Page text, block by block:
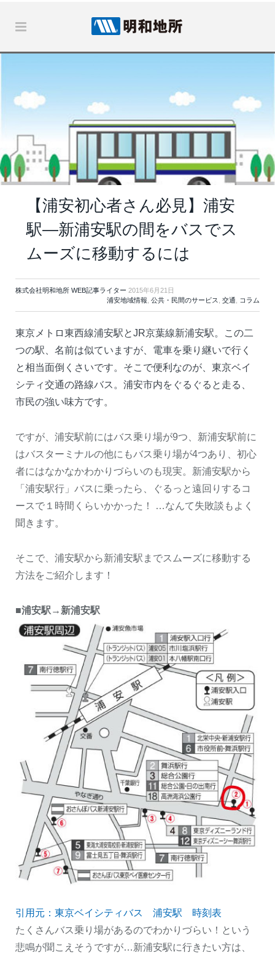
【浦安初心者さん必見】浦安
駅―新浦安駅の間をバスでス
ムーズに移動するには
株式会社明和地所 WEB記事ライター 2015年6月21日
浦安地域情報, 公共・民間のサービス, 交通, コラム
東京メトロ東西線浦安駅とJR京葉線新浦安駅。この二
つの駅、名前は似ていますが、電車を乗り継いで行く
と相当面倒くさいです。そこで便利なのが、東京ベイ
シティ交通の路線バス。浦安市内をぐるぐると走る、
市民の強い味方です。
ですが、浦安駅前にはバス乗り場が9つ、新浦安駅前に
はバスターミナルの他にもバス乗り場が4つあり、初心
者にはなかなかわかりづらいのも現実。新浦安駅から
「浦安駅行」バスに乗ったら、ぐるっと遠回りするコ
ースで１時間くらいかかった！ …なんて失敗談もよく
聞きます。
そこで、浦安駅から新浦安駅までスムーズに移動する
方法をご紹介します！
■浦安駅→新浦安駅
引用元：東京ベイシティバス 浦安駅 時刻表
たくさんバス乗り場があるのでわかりづらい！という
悲鳴が聞こえそうですが…新浦安駅に行きたい方は、